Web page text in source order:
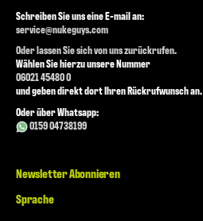
Schreiben Sie uns eine E-mail an:
service@nukeguys.com
Oder lassen Sie sich von uns zurückrufen.
Wählen Sie hierzu unsere Nummer
06021 45480 0
und geben direkt dort Ihren Rückrufwunsch an.
Oder über Whatsapp:
0159 04738199
Newsletter Abonnieren
Sprache